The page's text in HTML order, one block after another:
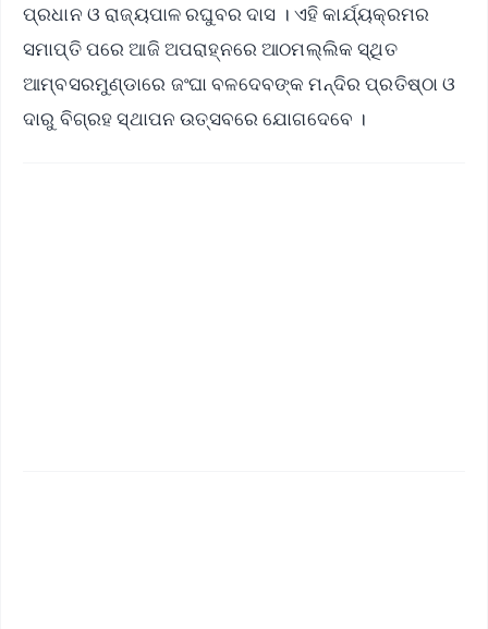
ପ୍ରଧାନ ଓ ରାଜ୍ୟପାଳ ରଘୁବର ଦାସ । ଏହି କାର୍ଯ୍ୟକ୍ରମର
ସମାପ୍ତି ପରେ ଆଜି ଅପରାହ୍ନରେ ଆଠମଲ୍ଲିକ ସ୍ଥିତ
ଆମ୍ବସରମୁଣ୍ଡାରେ ଜଂଘା ବଳଦେବଙ୍କ ମନ୍ଦିର ପ୍ରତିଷ୍ଠା ଓ
ଦାରୁ ବିଗ୍ରହ ସ୍ଥାପନ ଉତ୍ସବରେ ଯୋଗଦେବେ ।